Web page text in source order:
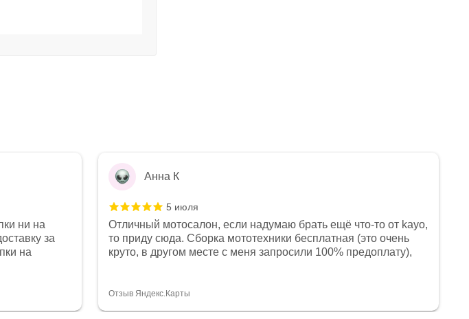
ни на
за
на
магазина
решена.
после
Анна К
5 июля
Отличный мотосалон, если надумаю брать ещё что-то от kayo,
то приду сюда. Сборка мототехники бесплатная (это очень
круто, в другом месте с меня запросили 100% предоплату),
спасибо отдельное, всегда на связи, очень детально всё
Отзыв Яндекс.Карты